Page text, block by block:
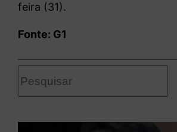
feira (31).
Fonte: G1